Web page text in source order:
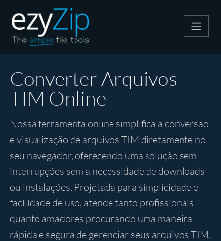
Descompactar
Converter
Outras Ferramentas
Converter Arquivos
TIM Online
Nossa ferramenta online simplifica a conversão
e visualização de arquivos TIM diretamente no
seu navegador, oferecendo uma solução sem
interrupções sem a necessidade de downloads
ou instalações. Projetada para simplicidade e
facilidade de uso, atende tanto profissionais
quanto amadores procurando uma maneira
rápida e segura de gerenciar seus arquivos TIM.